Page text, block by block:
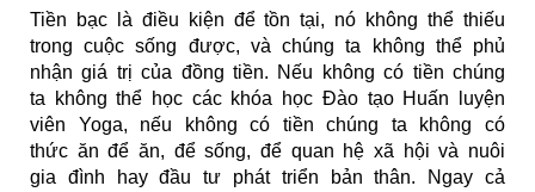
Tiền bạc là điều kiện để tồn tại, nó không thể thiếu
trong cuộc sống được, và chúng ta không thể phủ
nhận giá trị của đồng tiền. Nếu không có tiền chúng
ta không thể học các khóa học Đào tạo Huấn luyện
viên Yoga, nếu không có tiền chúng ta không có
thức ăn để ăn, để sống, để quan hệ xã hội và nuôi
gia đình hay đầu tư phát triển bản thân. Ngay cả